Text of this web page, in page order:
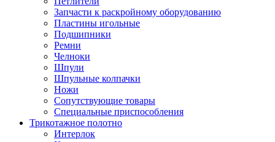
Запчасти к раскройному оборудованию
Пластины игольные
Подшипники
Ремни
Челноки
Шпули
Шпульные колпачки
Ножи
Сопутствующие товары
Специальные приспособления
Трикотажное полотно
Интерлок